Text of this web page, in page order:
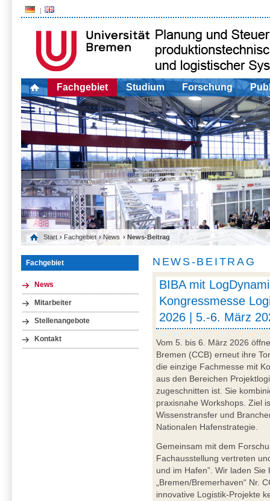
Fachgebiet Studium Forschung
Start › Fachgebiet › News › News-Beitrag
Fachgebiet
News
Mitarbeiter
Stellenangebote
Kontakt
NEWS-BEITRAG
BIBA mit
Kongressmesse
2026 | 5.-6. März
Vom 5. bis 6. März 2026
Bremen (CCB) erneut ihre
die einzige Fachmesse mit
aus den Bereichen
zugeschnitten ist. Sie
praxisnahe Workshops. Ziel
Wissenstransfer und
Nationalen Hafenstrategie.
Gemeinsam mit dem
Fachausstellung vertreten
und im Hafen”. Wir laden
„Bremen/Bremerhaven“ Nr.
innovative Logistik-Projekte